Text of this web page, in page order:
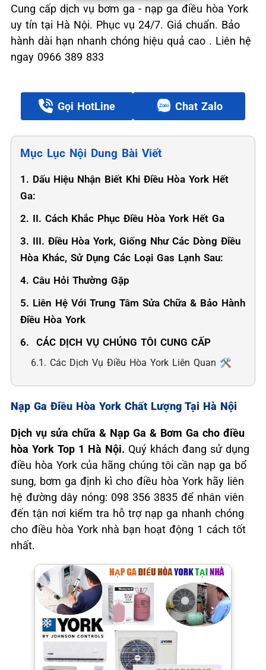
Cung cấp dịch vụ bơm ga - nạp ga điều hòa York
uy tín tại Hà Nội. Phục vụ 24/7. Giá chuẩn. Bảo
hành dài hạn nhanh chóng hiệu quả cao . Liên hệ
ngay 0966 389 833
Gọi HotLine Chat Zalo
Mục Lục Nội Dung Bài Viết
1. Dấu Hiệu Nhận Biết Khi Điều Hòa York Hết
Ga:
2. II. Cách Khắc Phục Điều Hòa York Hết Ga
3. III. Điều Hòa York, Giống Như Các Dòng Điều
Hòa Khác, Sử Dụng Các Loại Gas Lạnh Sau:
4. Câu Hỏi Thường Gặp
5. Liên Hệ Với Trung Tâm Sửa Chữa & Bảo Hành
Điều Hòa York
6. ️ CÁC DỊCH VỤ CHÚNG TÔI CUNG CẤP
6.1. Các Dịch Vụ Điều Hòa York Liên Quan 🛠️
Nạp Ga Điều Hòa York Chất Lượng Tại Hà Nội
Dịch vụ sửa chữa & Nạp Ga & Bơm Ga cho điều
hòa York Top 1 Hà Nội. Quý khách đang sử dụng
điều hòa York của hãng chúng tôi cần nạp ga bổ
sung, bơm ga định kì cho điều hòa York hãy liên
hệ đường dây nóng: 098 356 3835 để nhân viên
đến tận nơi kiểm tra hỗ trợ nạp ga nhanh chóng
cho điều hòa York nhà bạn hoạt động 1 cách tốt
nhất.